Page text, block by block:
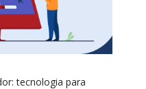
tecnologia para